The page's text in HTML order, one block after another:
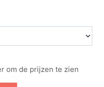
om de prijzen te zien